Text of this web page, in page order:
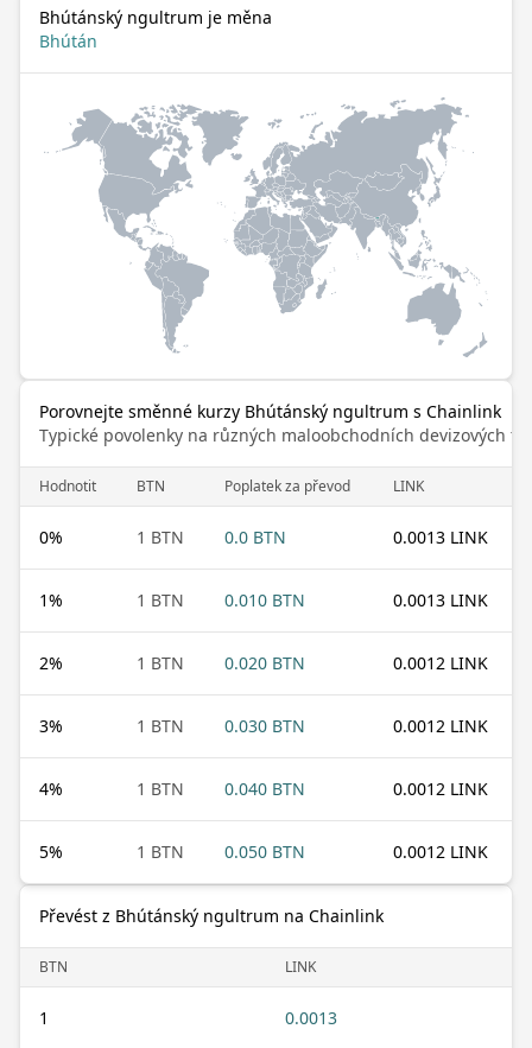
Bhútánský ngultrum je měna
Bhútán
Porovnejte směnné kurzy Bhútánský ngultrum s Chainlink
Typické povolenky na různých maloobchodních devizových
Hodnotit BTN Poplatek za převod LINK
0% 1 BTN 0.0 BTN 0.0013 LINK
1% 1 BTN 0.010 BTN 0.0013 LINK
2% 1 BTN 0.020 BTN 0.0012 LINK
3% 1 BTN 0.030 BTN 0.0012 LINK
4% 1 BTN 0.040 BTN 0.0012 LINK
5% 1 BTN 0.050 BTN 0.0012 LINK
Převést z Bhútánský ngultrum na Chainlink
BTN LINK
1 0.0013